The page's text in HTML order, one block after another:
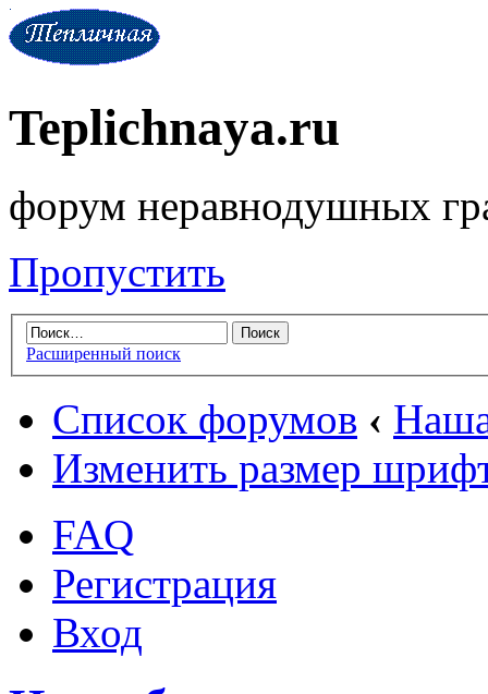
Teplichnaya.ru
форум неравнодушных
Пропустить
Расширенный поиск
Список форумов ‹
Изменить размер
FAQ
Регистрация
Вход